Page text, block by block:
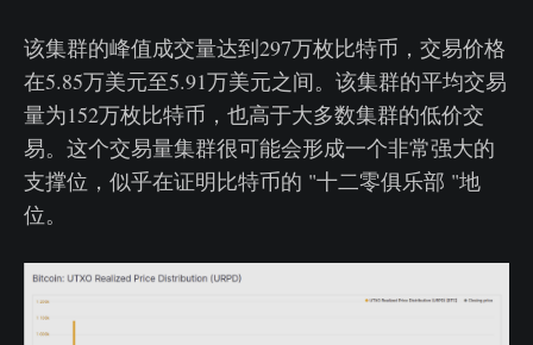
该集群的峰值成交量达到297万枚比特币，交易价格
在5.85万美元至5.91万美元之间。该集群的平均交易
量为152万枚比特币，也高于大多数集群的低价交
易。这个交易量集群很可能会形成一个非常强大的
支撑位，似乎在证明比特币的 "十二零俱乐部 "地
位。